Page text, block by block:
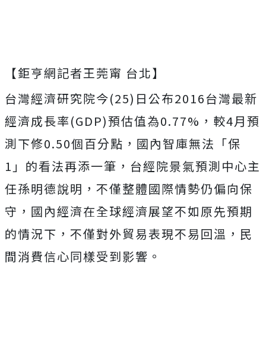
【鉅亨網記者王莞甯 台北】
台灣經濟研究院今(25)日公布2016台灣最新
經濟成長率(GDP)預估值為0.77%，較4月預
測下修0.50個百分點，國內智庫無法「保
1」的看法再添一筆，台經院景氣預測中心主
任孫明德說明，不僅整體國際情勢仍偏向保
守，國內經濟在全球經濟展望不如原先預期
的情況下，不僅對外貿易表現不易回溫，民
間消費信心同樣受到影響。